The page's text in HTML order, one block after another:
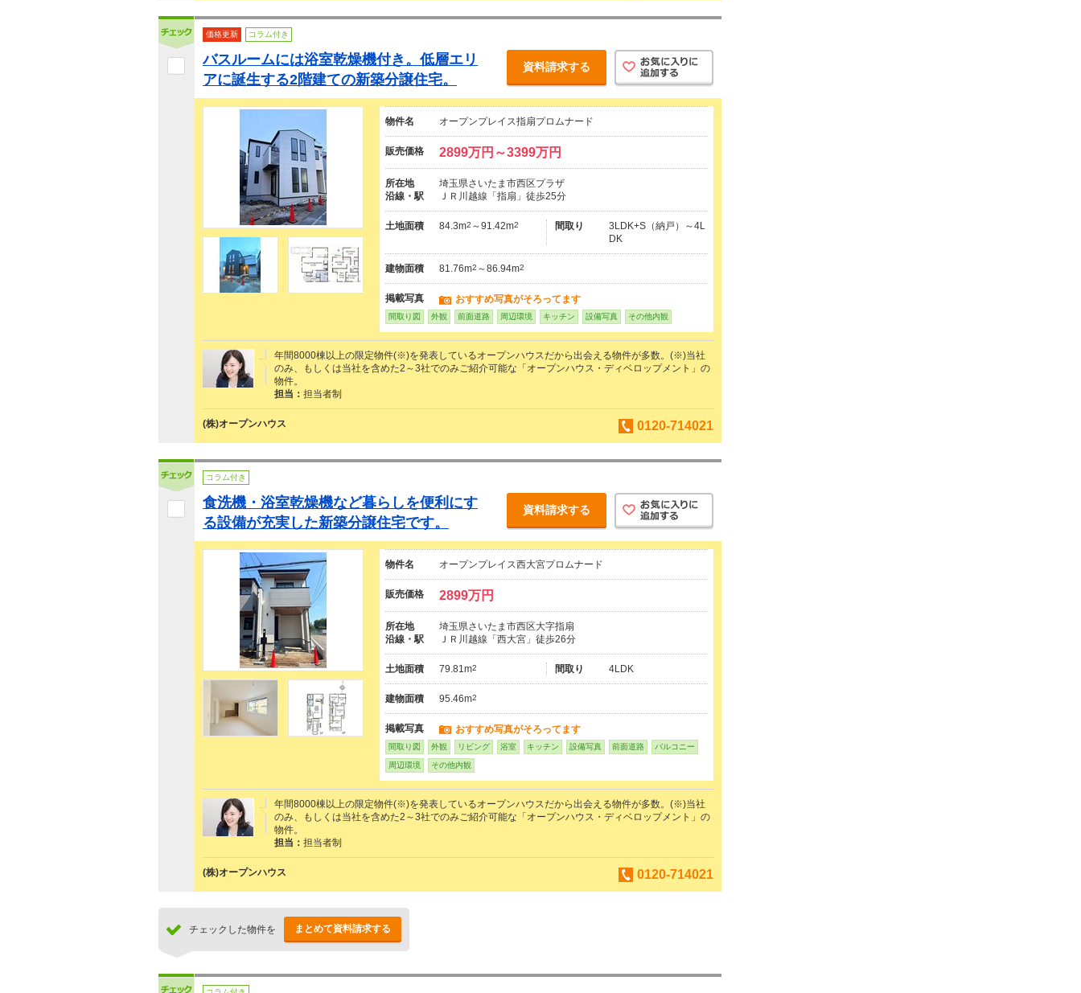
価格更新 コラム付き
バスルームには浴室乾燥機付き。低層エリ
アに誕生する2階建ての新築分譲住宅。
資料請求する
物件名 オープンプレイス指扇プロムナード
販売価格 2899万円～3399万円
所在地
埼玉県さいたま市西区プラザ
沿線・駅
ＪＲ川越線「指扇」徒歩25分
土地面積 84.3m2 ～91.42m2 間取り
3LDK+S（納戸）～4L
DK
建物面積 81.76m2 ～86.94m2
掲載写真 おすすめ写真がそろってます
間取り図 外観 前面道路 周辺環境 キッチン 設備写真 その他内観
年間8000棟以上の限定物件(※)を発表しているオープンハウスだから出会える物件が多数。(※)当社
のみ、もしくは当社を含めた2～3社でのみご紹介可能な「オープンハウス・ディベロップメント」の
物件。
担当： 担当者制
(株)オープンハウス 0120-714021
コラム付き
食洗機・浴室乾燥機など暮らしを便利にす
る設備が充実した新築分譲住宅です。
資料請求する
物件名 オープンプレイス西大宮プロムナード
販売価格 2899万円
所在地
埼玉県さいたま市西区大字指扇
沿線・駅
ＪＲ川越線「西大宮」徒歩26分
土地面積 79.81m2 間取り 4LDK
建物面積 95.46m2
掲載写真 おすすめ写真がそろってます
間取り図 外観 リビング 浴室 キッチン 設備写真 前面道路 バルコニー
周辺環境 その他内観
年間8000棟以上の限定物件(※)を発表しているオープンハウスだから出会える物件が多数。(※)当社
のみ、もしくは当社を含めた2～3社でのみご紹介可能な「オープンハウス・ディベロップメント」の
物件。
担当： 担当者制
(株)オープンハウス 0120-714021
チェックした物件を まとめて資料請求する